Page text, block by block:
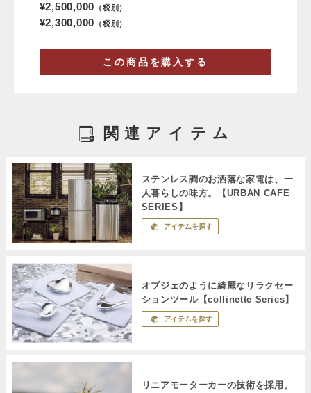
¥2,500,000 （税別）
¥2,300,000 （税別）
この商品を購入する
関連アイテム
ステンレス調のお洒落な家電は、一
人暮らしの味方。【URBAN CAFE
SERIES】
アイテムを探す
オブジェのように綺麗なリラクセー
ションツール【collinette Series】
アイテムを探す
リニアモーターカーの技術を採用。